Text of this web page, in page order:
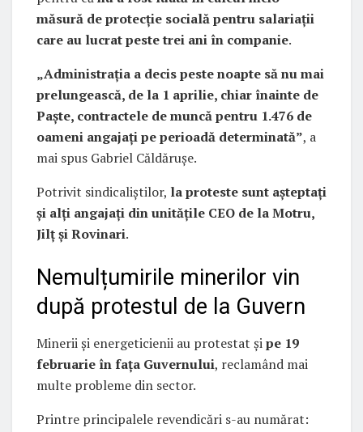
măsură de protecție socială pentru salariații
care au lucrat peste trei ani în companie.
„Administrația a decis peste noapte să nu mai
prelungească, de la 1 aprilie, chiar înainte de
Paște, contractele de muncă pentru 1.476 de
oameni angajați pe perioadă determinată”, a
mai spus Gabriel Căldărușe.
Potrivit sindicaliștilor, la proteste sunt așteptați
și alți angajați din unitățile CEO de la Motru,
Jilț și Rovinari.
Nemulțumirile minerilor vin
după protestul de la Guvern
Minerii și energeticienii au protestat șipe 19
februarie în fața Guvernului, reclamând mai
multe probleme din sector.
Printre principalele revendicări s-au numărat: